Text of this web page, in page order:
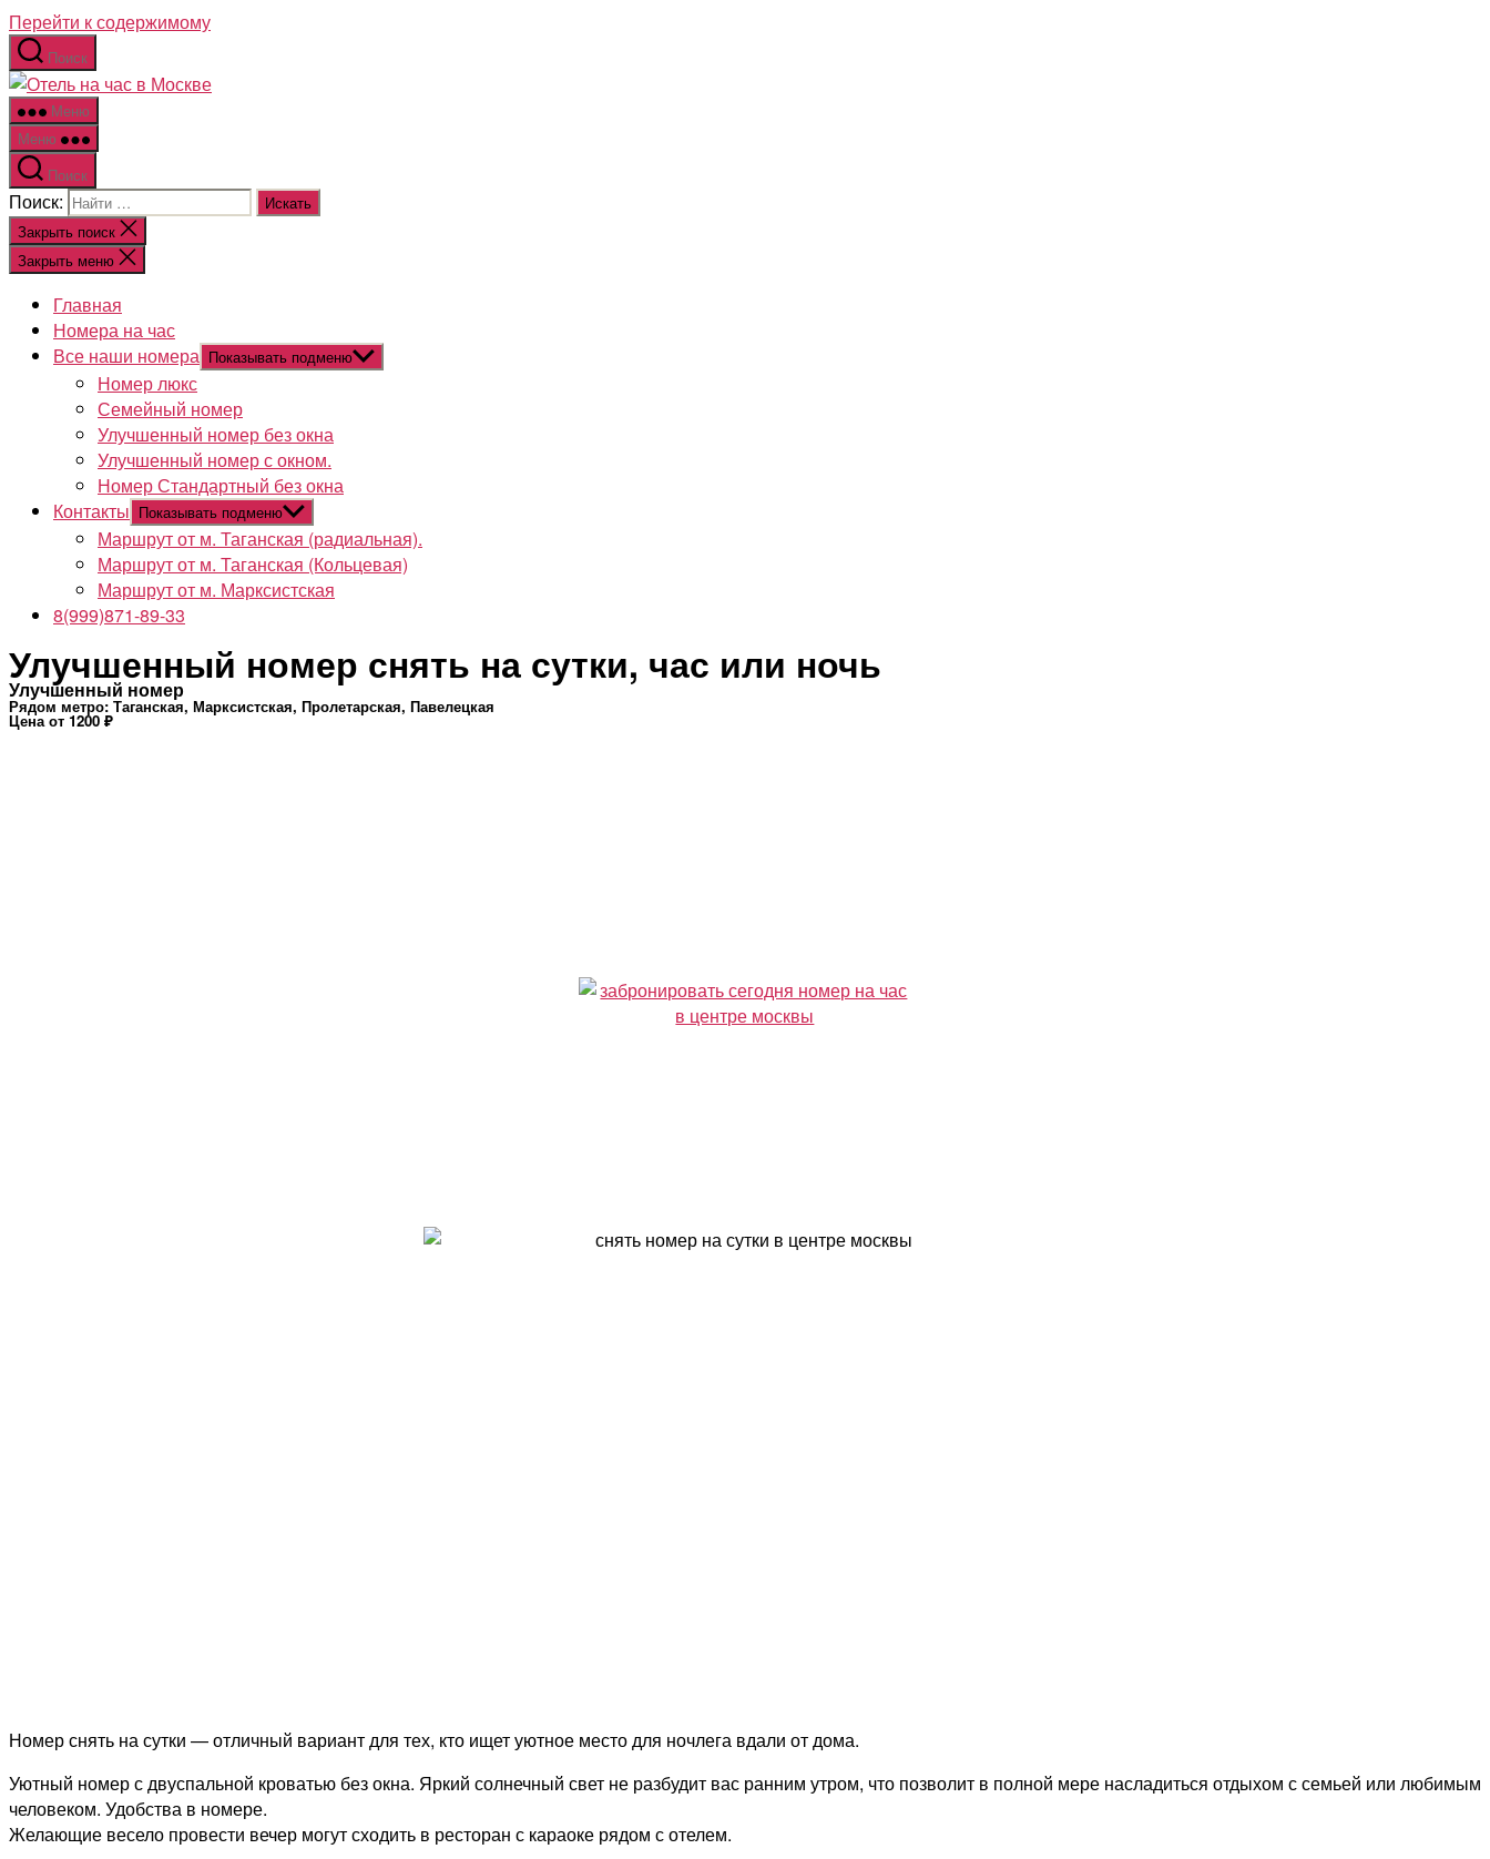
Перейти к содержимому
Поиск
Меню
Меню
Поиск
Поиск:
Закрыть поиск
Закрыть меню
Главная
Номера на час
Все наши номера Показывать подменю
Номер люкс
Семейный номер
Улучшенный номер без окна
Улучшенный номер с окном.
Номер Стандартный без окна
Контакты Показывать подменю
Маршрут от м. Таганская (радиальная).
Маршрут от м. Таганская (Кольцевая)
Маршрут от м. Марксистская
8(999)871-89-33
Улучшенный номер снять на сутки, час или ночь
Улучшенный номер
Рядом метро: Таганская, Марксистская, Пролетарская, Павелецкая
Цена от 1200 ₽
Номер снять на сутки — отличный вариант для тех, кто ищет уютное место для ночлега вдали от дома.
Уютный номер с двуспальной кроватью без окна. Яркий солнечный свет не разбудит вас ранним утром, что позволит в полной мере насладиться отдыхом с семьей или любимым
человеком. Удобства в номере.
Желающие весело провести вечер могут сходить в ресторан с караоке рядом с отелем.